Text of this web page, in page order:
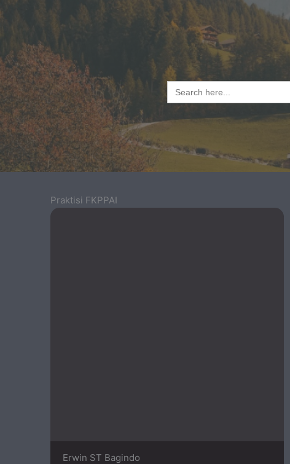
Search
for:
Praktisi FKPPAI
Erwin ST Bagindo